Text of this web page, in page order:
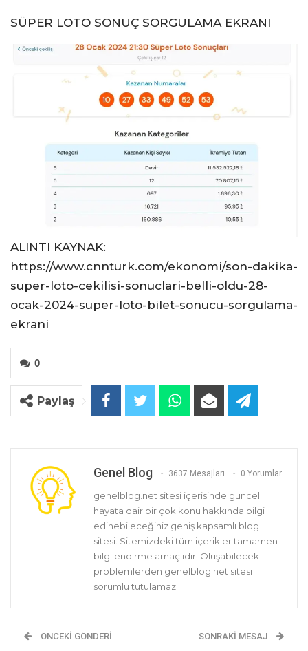
SÜPER LOTO SONUÇ SORGULAMA EKRANI
ALINTI KAYNAK:
https://www.cnnturk.com/ekonomi/son-dakika-
super-loto-cekilisi-sonuclari-belli-oldu-28-
ocak-2024-super-loto-bilet-sonucu-sorgulama-
ekrani
0
Paylaş
Genel Blog 3637 Mesajları 0 Yorumlar
genelblog.net sitesi içerisinde güncel
hayata dair bir çok konu hakkında bilgi
edinebileceğiniz geniş kapsamlı blog
sitesi. Sitemizdeki tüm içerikler tamamen
bilgilendirme amaçlıdır. Oluşabilecek
problemlerden genelblog.net sitesi
sorumlu tutulamaz.
ÖNCEKI GÖNDERI SONRAKI MESAJ